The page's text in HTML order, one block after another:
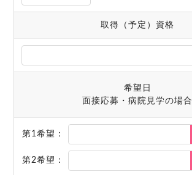
取得（予定）資格
希望日
面接応募・病院見学の場合
第1希望：
第2希望：